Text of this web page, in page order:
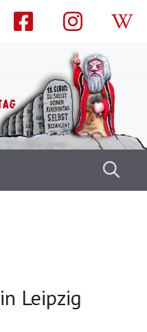
Leipzig